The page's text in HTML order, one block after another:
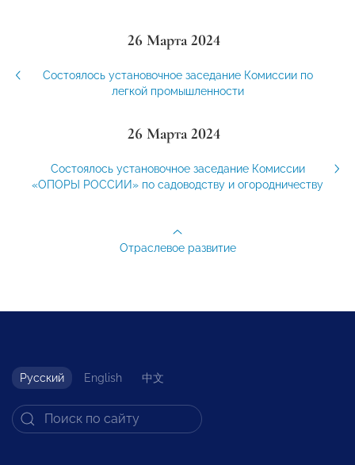
26 Марта 2024
Состоялось установочное заседание Комиссии по
легкой промышленности
26 Марта 2024
Состоялось установочное заседание Комиссии
«ОПОРЫ РОССИИ» по садоводству и огородничеству
Отраслевое развитие
Русский English 中文